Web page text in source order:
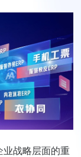
战略层面的重